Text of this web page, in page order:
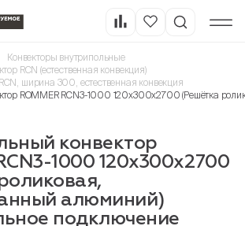
Конвекторы внутрипольные
RCN (естественная конвекция)
ширина 300, естественная конвекция
ROMMER RCN3-1000 120х300х2700 (Решётка
конвектор
1000 120х300х2700
алюминий)
подключение